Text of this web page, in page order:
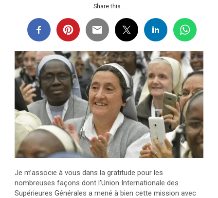
Share this...
Je m’associe à vous dans la gratitude pour les
nombreuses façons dont l’Union Internationale des
Supérieures Générales a mené à bien cette mission avec